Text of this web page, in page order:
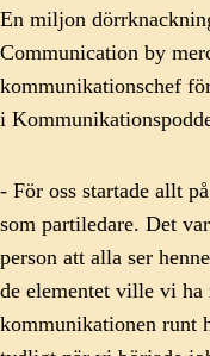
En miljon
Communication by
kommunikationschef
i
- För oss startade allt
som partiledare. Det
person att alla ser
de elementet ville vi
kommunikationen runt